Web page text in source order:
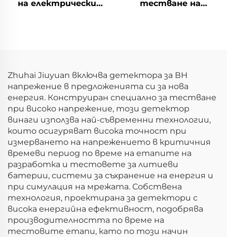
на електрически
тестване на
Zhuhai Jiuyuan включва детектора за ВН
напрежение в предложенията си за нова
енергия. Конструиран специално за тестване
при високо напрежение, този детектор
винаги използва най-съвременни технологии,
които осигуряват висока точност при
измерването на напрежението в критичния
времеви период по време на етапите на
разработка и тестовете за литиеви
батерии, системи за съхранение на енергия и
при симулация на мрежата. Собствена
технология, проектирана за детектори с
висока енергийна ефективност, подобрява
производителността по време на
тестовите етапи, като по този начин